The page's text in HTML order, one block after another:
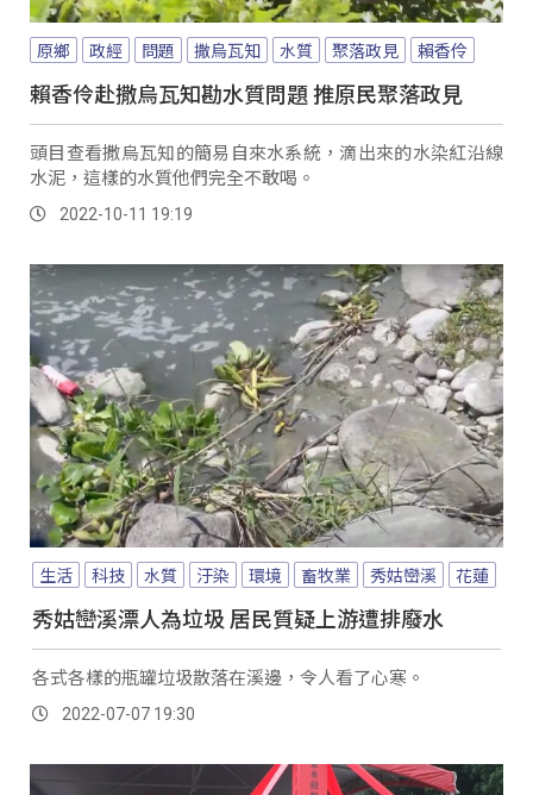
原鄉 政經 問題 撒烏瓦知 水質 聚落政見 賴香伶
賴香伶赴撒烏瓦知勘水質問題 推原民聚落政見
頭目查看撒烏瓦知的簡易自來水系統，滴出來的水染紅沿線
水泥，這樣的水質他們完全不敢喝。
2022-10-11 19:19
生活 科技 水質 汙染 環境 畜牧業 秀姑巒溪 花蓮
秀姑巒溪漂人為垃圾 居民質疑上游遭排廢水
各式各樣的瓶罐垃圾散落在溪邊，令人看了心寒。
2022-07-07 19:30